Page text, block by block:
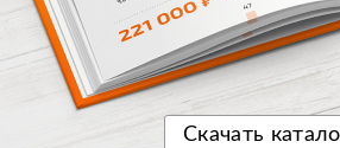
Скачать